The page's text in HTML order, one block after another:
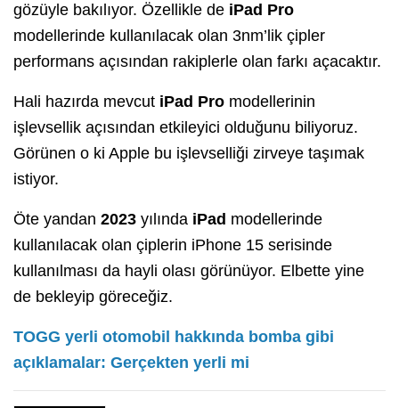
gözüyle bakılıyor. Özellikle de iPad Pro
modellerinde kullanılacak olan 3nm’lik çipler
performans açısından rakiplerle olan farkı açacaktır.
Hali hazırda mevcut iPad Pro modellerinin
işlevsellik açısından etkileyici olduğunu biliyoruz.
Görünen o ki Apple bu işlevselliği zirveye taşımak
istiyor.
Öte yandan 2023 yılında iPad modellerinde
kullanılacak olan çiplerin iPhone 15 serisinde
kullanılması da hayli olası görünüyor. Elbette yine
de bekleyip göreceğiz.
TOGG yerli otomobil hakkında bomba gibi
açıklamalar: Gerçekten yerli mi